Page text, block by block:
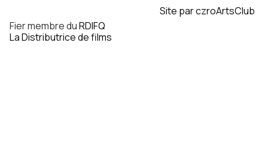
La Distributrice de films
Fier membre duRDIFQ
Site par czroArtsClub